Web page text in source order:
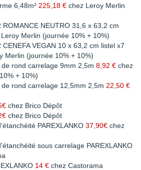
6,48m² 225,18 € chez Leroy Merlin
NEUTRO 31,6 x 63,2 cm
Merlin (journée 10% + 10%)
VEGAN 10 x 63,2 cm listel x7
Merlin (journée 10% + 10%)
rond carrelage 9mm 2,5m 8,92 € chez
+ 10%)
rond carrelage 12,5mm 2,5m 22,50 €
chez Brico Dépôt
chez Brico Dépôt
PAREXLANKO 37,90€ chez
sous carrelage PAREXLANKO
14 € chez Castorama